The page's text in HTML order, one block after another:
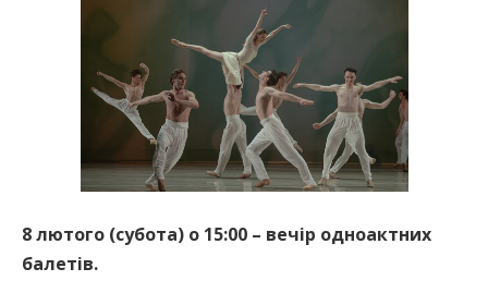
8 лютого (субота) о 15:00 – вечір одноактних
балетів.